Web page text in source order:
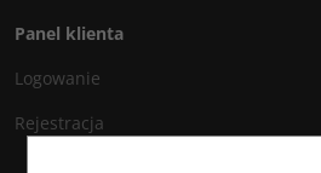
Panel klienta
Logowanie
Rejestracja